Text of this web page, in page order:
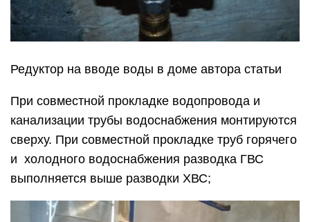
Редуктор на вводе воды в доме автора статьи
При совместной прокладке водопровода и
канализации трубы водоснабжения монтируются
сверху. При совместной прокладке труб горячего
и холодного водоснабжения разводка ГВС
выполняется выше разводки ХВС;